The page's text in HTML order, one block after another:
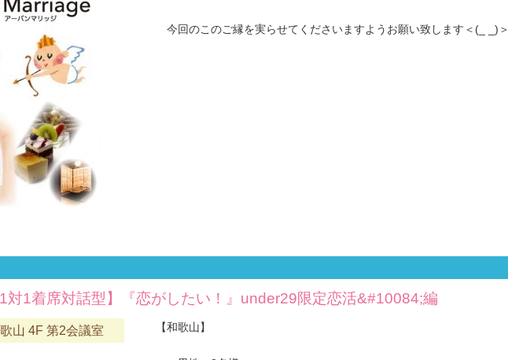
今回のこのご縁を実らせてくださいますようお願い致します＜(_ _)＞
1対1着席対話型】『恋がしたい！』under29限定恋活&#10084;編
山 4F 第2会議室 【和歌山】